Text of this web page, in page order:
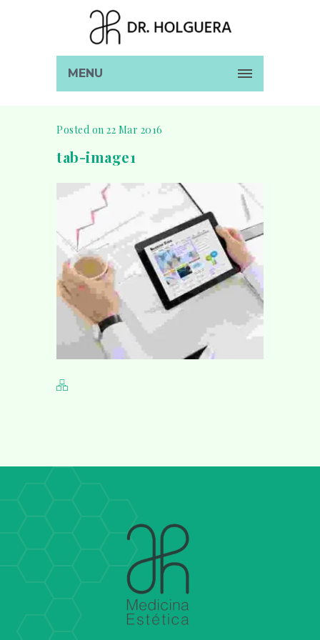
MENU
Posted on 22 Mar 2016
tab-image1